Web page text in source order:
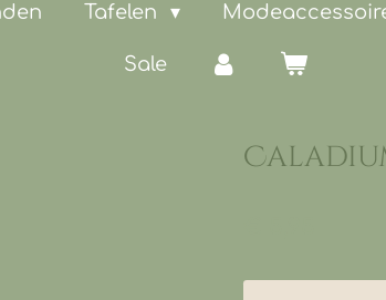
Tafelen
Sale